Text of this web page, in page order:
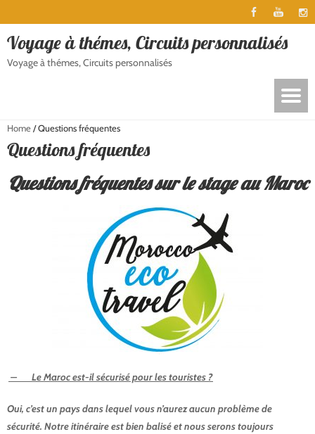
Voyage à thémes, Circuits personnalisés
Voyage à thémes, Circuits personnalisés
Home/Questions fréquentes
Questions fréquentes
Questions fréquentes sur le stage au Maroc
– Le Maroc est-il sécurisé pour les touristes ?
Oui, c’est un pays dans lequel vous n’aurez aucun problème de
sécurité. Notre itinéraire est bien balisé et nous serons toujours